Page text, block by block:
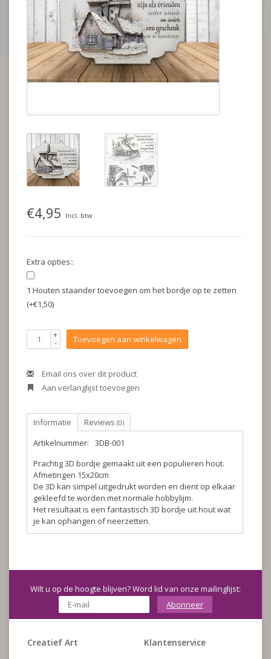
€4,95 Incl. btw
Extra opties::
1 Houten staander toevoegen om het bordje op te zetten
(+€1,50)
+
- Toevoegen aan winkelwagen
Email ons over dit product
Aan verlanglijst toevoegen
Informatie Reviews (0)
Artikelnummer:
3DB-001
Prachtig 3D bordje gemaakt uit een populieren hout.
Afmetingen 15x20cm
De 3D kan simpel uitgedrukt worden en dient op elkaar
gekleefd te worden met normale hobbylijm.
Het resultaat is een fantastisch 3D bordje uit hout wat
je kan ophangen of neerzetten.
Wilt u op de hoogte blijven? Word lid van onze mailinglijst:
Abonneer
Creatief Art Klantenservice